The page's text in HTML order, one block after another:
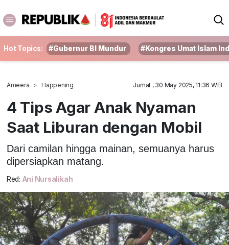
Hot Topics: #Gubernur BI Mundur #Kongres Umat Islam
Ameera Happening Jumat , 30 May 2025, 11:36 WIB
4 Tips Agar Anak Nyaman
Saat Liburan dengan Mobil
Dari camilan hingga mainan, semuanya harus
dipersiapkan matang.
Red: Ani Nursalikah